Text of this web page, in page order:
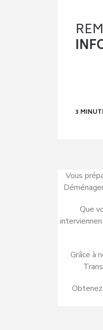
3
Vous
Que
Grâce à